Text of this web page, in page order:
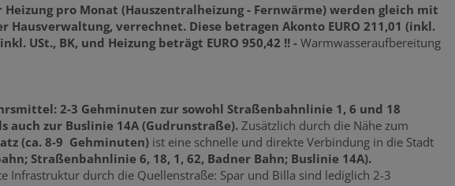
Heizung pro Monat (Hauszentralheizung - Fernwärme) werden gleich mit
verrechnet. Diese betragen Akonto EURO 211,01 (inkl.
USt., BK, und Heizung beträgt EURO 950,42 !! - Warmwasseraufbereitung
2-3 Gehminuten zur sowohl Straßenbahnlinie 1, 6 und 18
auch zur Buslinie 14A (Gudrunstraße). Zusätzlich durch die Nähe zum
(ca. 8-9 Gehminuten) ist eine schnelle und direkte Verbindung in die Stadt
Straßenbahnlinie 6, 18, 1, 62, Badner Bahn; Buslinie 14A).
Infrastruktur durch die Quellenstraße: Spar und Billa sind lediglich 2-3